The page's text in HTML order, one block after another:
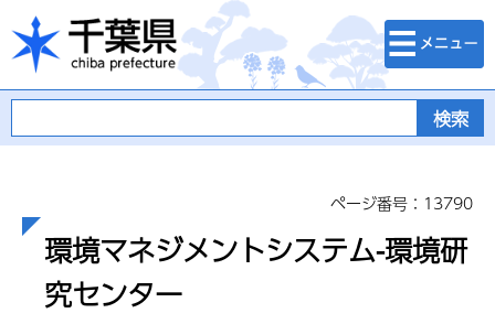
千葉県
検索・メニュ
ー
ページ番号：13790
環境マネジメントシステム-環境研
究センター